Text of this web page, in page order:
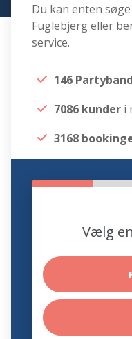
Du kan enten
Fuglebjerg eller
service.
146
7086 kunder i
3168
Vælg